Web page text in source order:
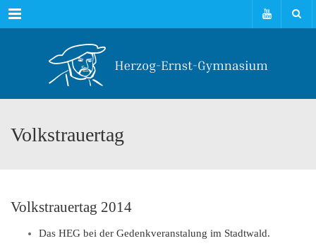
Menu
Volkstrauertag
Volkstrauertag 2014
Das HEG bei der Gedenkveranstalung im Stadtwald.